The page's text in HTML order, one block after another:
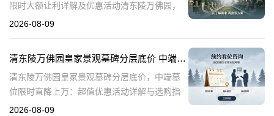
限时大额让利详解及优惠活动清东陵万佛园，
作为中国历史上著名的皇家陵园之一，承载着
2026-08-09
清东陵万佛园皇家景观墓碑分层底价 中端墓位限时直降上万：超值优惠活动详解与选购指南
清东陵万佛园皇家景观墓碑分层底价，中端墓
位限时直降上万：超值优惠活动详解与选购指
南☎ 清东陵万佛园电话:400-838-5063清东陵
2026-08-09